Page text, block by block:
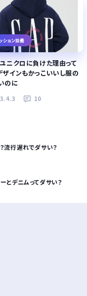
ション談義
ニクロに負けた理由って
ザインもかっこいいし服の
のに
10
流行遅れでダサい？
とデニムってダサい？